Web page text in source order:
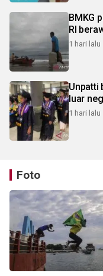
BMKG
RI
1 hari lalu
Unpatti
luar
1 hari lalu
Foto